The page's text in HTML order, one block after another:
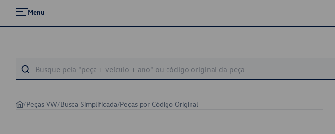
Menu
/Peças VW/Busca Simplificada/Peças por Código Original